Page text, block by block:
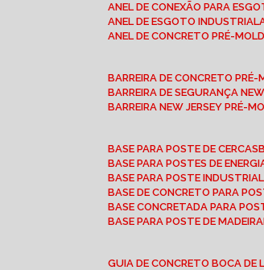
ANEL DE CONEXÃO PARA
ANEL DE ESGOTO INDUSTRIAL
ANEL DE CONCRETO PRÉ-
BARREIRA DE CONCRETO
BARREIRA DE SEGURANÇA
BARREIRA NEW JERSEY PRÉ-
BASE PARA POSTE DE CERCAS
BASE PARA POSTES DE
BASE PARA POSTE INDUSTRIAL
BASE DE CONCRETO PARA
BASE CONCRETADA PARA
BASE PARA POSTE DE MADEIRA
GUIA DE CONCRETO BOCA